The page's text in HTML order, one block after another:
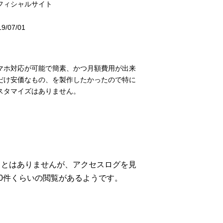
ィシャルサイト
07/01
ホ対応が可能で簡素、かつ月額費用が出来
け安価なもの、を製作したかったので特に
タマイズはありません。
はありませんが、アクセスログを見
くらいの閲覧があるようです。